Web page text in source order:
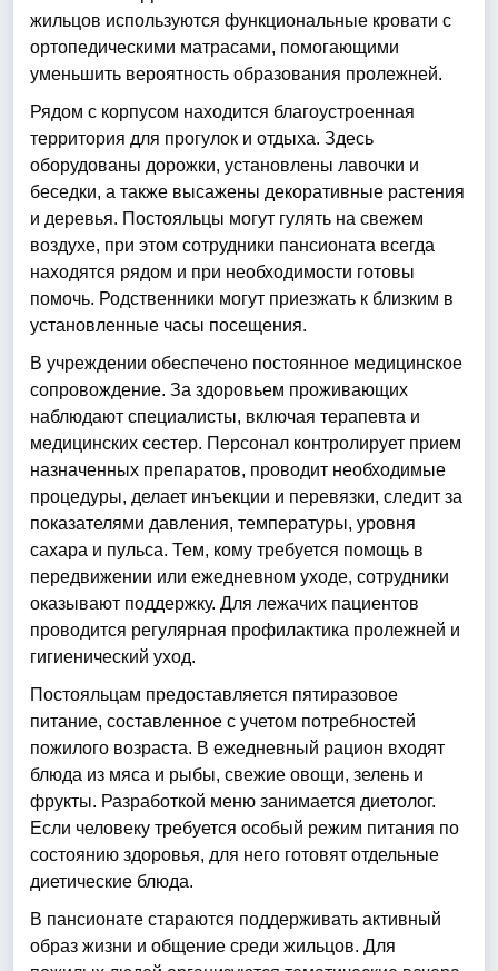
жильцов используются функциональные кровати с
ортопедическими матрасами, помогающими
уменьшить вероятность образования пролежней.
Рядом с корпусом находится благоустроенная
территория для прогулок и отдыха. Здесь
оборудованы дорожки, установлены лавочки и
беседки, а также высажены декоративные растения
и деревья. Постояльцы могут гулять на свежем
воздухе, при этом сотрудники пансионата всегда
находятся рядом и при необходимости готовы
помочь. Родственники могут приезжать к близким в
установленные часы посещения.
В учреждении обеспечено постоянное медицинское
сопровождение. За здоровьем проживающих
наблюдают специалисты, включая терапевта и
медицинских сестер. Персонал контролирует прием
назначенных препаратов, проводит необходимые
процедуры, делает инъекции и перевязки, следит за
показателями давления, температуры, уровня
сахара и пульса. Тем, кому требуется помощь в
передвижении или ежедневном уходе, сотрудники
оказывают поддержку. Для лежачих пациентов
проводится регулярная профилактика пролежней и
гигиенический уход.
Постояльцам предоставляется пятиразовое
питание, составленное с учетом потребностей
пожилого возраста. В ежедневный рацион входят
блюда из мяса и рыбы, свежие овощи, зелень и
фрукты. Разработкой меню занимается диетолог.
Если человеку требуется особый режим питания по
состоянию здоровья, для него готовят отдельные
диетические блюда.
В пансионате стараются поддерживать активный
образ жизни и общение среди жильцов. Для